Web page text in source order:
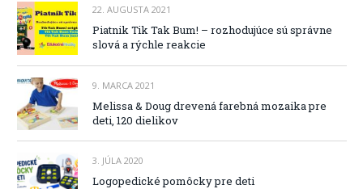
22. AUGUSTA 2021
Piatnik Tik Tak Bum! – rozhodujúce sú správne
slová a rýchle reakcie
9. MARCA 2021
Melissa & Doug drevená farebná mozaika pre
deti, 120 dielikov
3. JÚLA 2020
Logopedické pomôcky pre deti